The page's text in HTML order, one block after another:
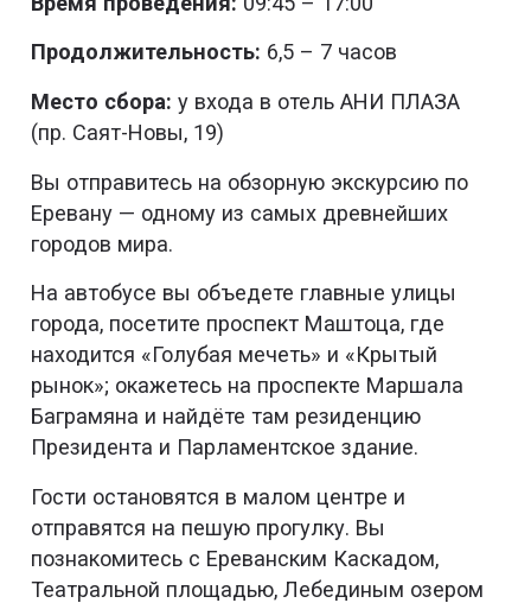
Продолжительность: 6,5 – 7 часов
Место сбора: у входа в отель АНИ ПЛАЗА
(пр. Саят-Новы, 19)
Вы отправитесь на обзорную экскурсию по
Еревану — одному из самых древнейших
городов мира.
На автобусе вы объедете главные улицы
города, посетите проспект Маштоца, где
находится «Голубая мечеть» и «Крытый
рынок»; окажетесь на проспекте Маршала
Баграмяна и найдёте там резиденцию
Президента и Парламентское здание.
Гости остановятся в малом центре и
отправятся на пешую прогулку. Вы
познакомитесь с Ереванским Каскадом,
Театральной площадью, Лебединым озером